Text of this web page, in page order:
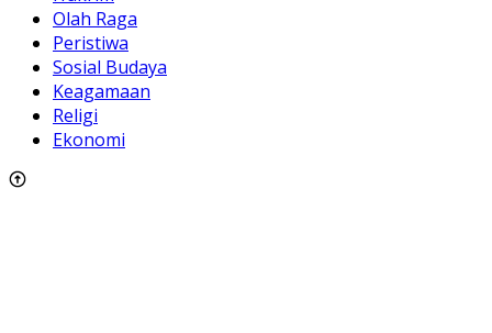
Olah Raga
Peristiwa
Sosial Budaya
Keagamaan
Religi
Ekonomi